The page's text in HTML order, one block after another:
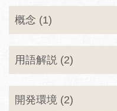
概念 (1)
用語解説 (2)
開発環境 (2)